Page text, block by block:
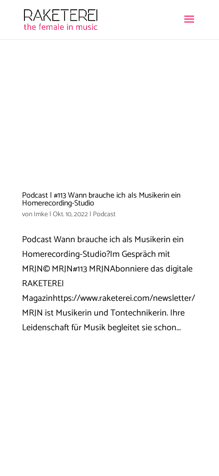
Podcast | #113 Wann brauche ich als Musikerin ein
Homerecording-Studio
vonImke|Okt. 10, 2022| Podcast
Podcast Wann brauche ich als Musikerin ein
Homerecording-Studio?Im Gespräch mit
MRJN© MRJN#113 MRJNAbonniere das digitale
RAKETEREI
Magazinhttps://www.raketerei.com/newsletter/
MRJN ist Musikerin und Tontechnikerin. Ihre
Leidenschaft für Musik begleitet sie schon...